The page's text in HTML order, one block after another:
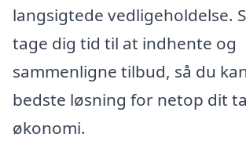
langsigtede vedligeholdelse.
tage dig tid til at indhente og
sammenligne tilbud, så du
bedste løsning for netop dit
økonomi.